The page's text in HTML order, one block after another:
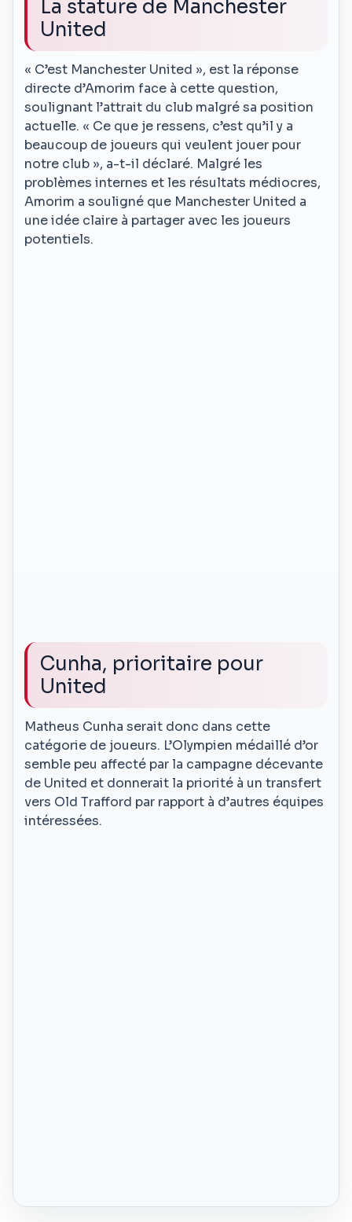
La stature de Manchester
United
« C’est Manchester United », est la réponse
directe d’Amorim face à cette question,
soulignant l’attrait du club malgré sa position
actuelle. « Ce que je ressens, c’est qu’il y a
beaucoup de joueurs qui veulent jouer pour
notre club », a-t-il déclaré. Malgré les
problèmes internes et les résultats médiocres,
Amorim a souligné que Manchester United a
une idée claire à partager avec les joueurs
potentiels.
Cunha, prioritaire pour
United
Matheus Cunha serait donc dans cette
catégorie de joueurs. L’Olympien médaillé d’or
semble peu affecté par la campagne décevante
de United et donnerait la priorité à un transfert
vers Old Trafford par rapport à d’autres équipes
intéressées.